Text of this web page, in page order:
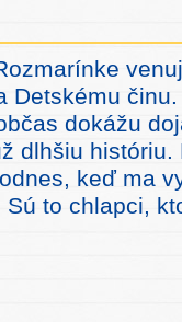
Detskému
dokážu
dlhšiu históriu.
keď ma
Sú to chlapci,